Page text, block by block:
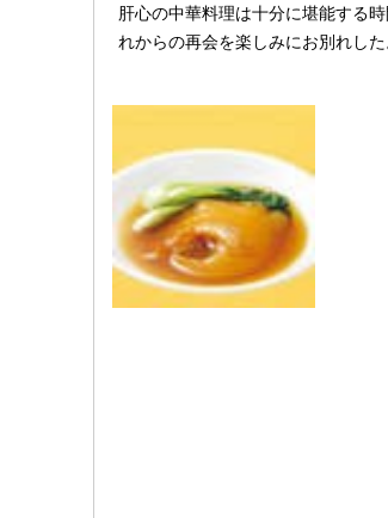
肝心の中華料理は十分に堪能する
れからの再会を楽しみにお別れし